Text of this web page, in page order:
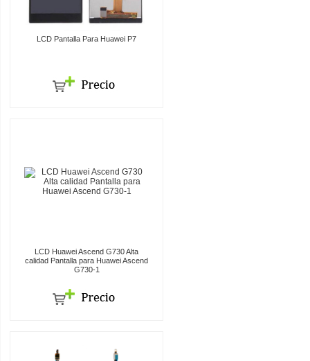
LCD Pantalla Para Huawei P7
LCD Huawei Ascend G730 Alta
calidad Pantalla para Huawei Ascend
G730-1